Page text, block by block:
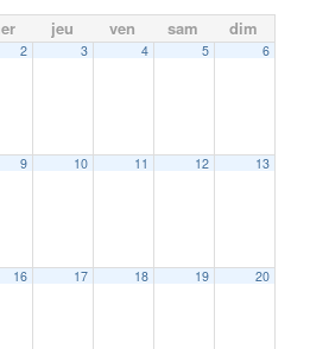
jeu ven sam dim
2 3 4 5 6
9 10 11 12 13
16 17 18 19 20